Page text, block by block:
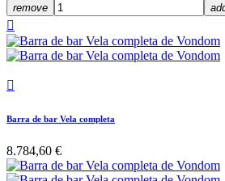
remove


Barra de bar Vela completa
8.784,60 €